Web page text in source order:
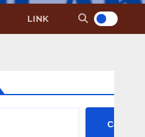
LINK
Cerca